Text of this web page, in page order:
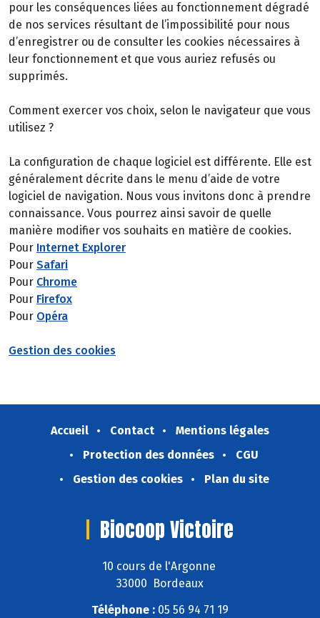
pour les conséquences liées au fonctionnement dégradé
de nos services résultant de l’impossibilité pour nous
d’enregistrer ou de consulter les cookies nécessaires à
leur fonctionnement et que vous auriez refusés ou
supprimés.
Comment exercer vos choix, selon le navigateur que vous
utilisez ?
La configuration de chaque logiciel est différente. Elle est
généralement décrite dans le menu d’aide de votre
logiciel de navigation. Nous vous invitons donc à prendre
connaissance. Vous pourrez ainsi savoir de quelle
manière modifier vos souhaits en matière de cookies.
Pour Internet Explorer
Pour Safari
Pour Chrome
Pour Firefox
Pour Opéra
Gestion des cookies
Accueil Contact
Mentions légales
Protection des données
CGU
Gestion des cookies
Plan du site
Biocoop Victoire
10 cours de l'Argonne
33000 Bordeaux
Téléphone : 05 56 94 71 19